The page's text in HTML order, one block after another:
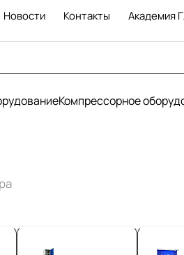
Новости Контакты Академия
Компрессорное